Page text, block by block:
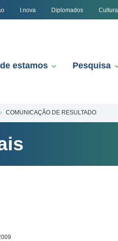
I.nova Diplomados Cultura
estamos Pesquisa
COMUNICAÇÃO DE RESULTADO